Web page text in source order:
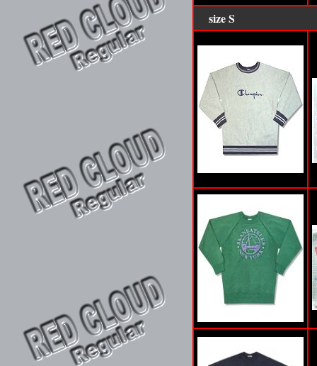
sizeS